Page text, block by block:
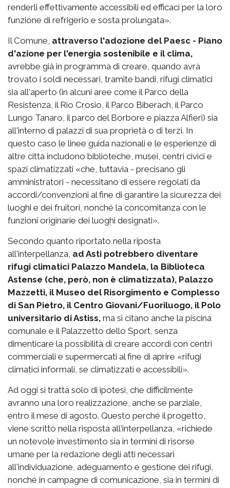
renderli effettivamente accessibili ed efficaci per la loro
funzione di refrigerio e sosta prolungata».
Il Comune, attraverso l'adozione del Paesc - Piano
d'azione per l'energia sostenibile e il clima,
avrebbe già in programma di creare, quando avrà
trovato i soldi necessari, tramite bandi, rifugi climatici
sia all'aperto (in alcuni aree come il Parco della
Resistenza, il Rio Crosio, il Parco Biberach, il Parco
Lungo Tanaro, il parco del Borbore e piazza Alfieri) sia
all'interno di palazzi di sua proprietà o di terzi. In
questo caso le linee guida nazionali e le esperienze di
altre città includono biblioteche, musei, centri civici e
spazi climatizzati «che, tuttavia - precisano gli
amministratori - necessitano di essere regolati da
accordi/convenzioni al fine di garantire la sicurezza dei
luoghi e dei fruitori, nonché la concomitanza con le
funzioni originarie dei luoghi designati».
Secondo quanto riportato nella riposta
all'interpellanza, ad Asti potrebbero diventare
rifugi climatici Palazzo Mandela, la Biblioteca
Astense (che, però, non è climatizzata), Palazzo
Mazzetti, il Museo del Risorgimento e Complesso
di San Pietro, il Centro Giovani/Fuoriluogo, il Polo
universitario di Astiss, ma si citano anche la piscina
comunale e il Palazzetto dello Sport, senza
dimenticare la possibilità di creare accordi con centri
commerciali e supermercati al fine di aprire «rifugi
climatici informali, se climatizzati e accessibili».
Ad oggi si tratta solo di ipotesi, che difficilmente
avranno una loro realizzazione, anche se parziale,
entro il mese di agosto. Questo perché il progetto,
viene scritto nella risposta all'interpellanza, «richiede
un notevole investimento sia in termini di risorse
umane per la redazione degli atti necessari
all'individuazione, adeguamento e gestione dei rifugi,
nonché in campagne di comunicazione, sia in termini di